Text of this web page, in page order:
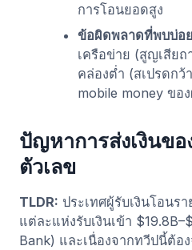
การโอนยอดสูง
ข้อผิดพลาดที่พบบ่อ
เครือข่าย (สูญเสีย
คล่องต่ำ (สเปรดกว้
mobile money ขอ
ปัญหาการส่งเงินข
ตัวเลข
TLDR: ประเทศผู้รับเงินโอน
แต่ละแห่งรับเงินเข้า
Bank) และเนื่องจากทวีปนี้ต้อ